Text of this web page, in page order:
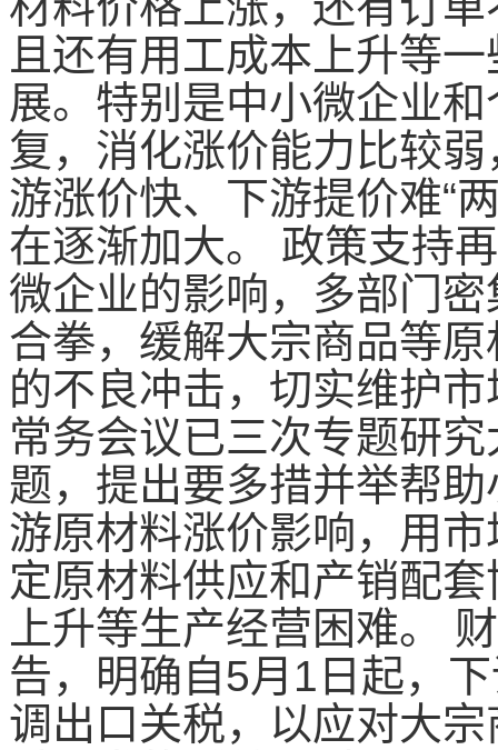
且还有用工成本上升等
展。特别是中小微企业
复，消化涨价能力比较
游涨价快、下游提价难“
在逐渐加大。 政策支持
微企业的影响，多部门
合拳，缓解大宗商品等
的不良冲击，切实维护
常务会议已三次专题研
题，提出要多措并举帮
游原材料涨价影响，用
定原材料供应和产销配
上升等生产经营困难。
告，明确自5月1日起，
调出口关税，以应对大